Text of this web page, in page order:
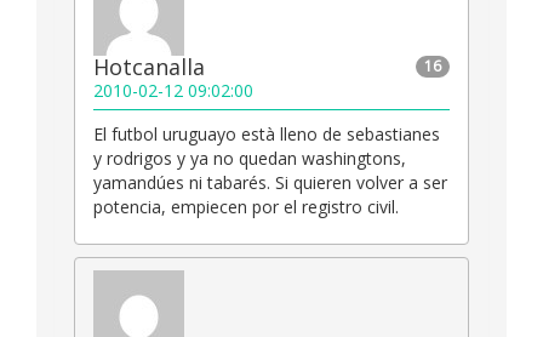
16
Hotcanalla
2010-02-12 09:02:00
El futbol uruguayo està lleno de sebastianes
y rodrigos y ya no quedan washingtons,
yamandúes ni tabarés. Si quieren volver a ser
potencia, empiecen por el registro civil.